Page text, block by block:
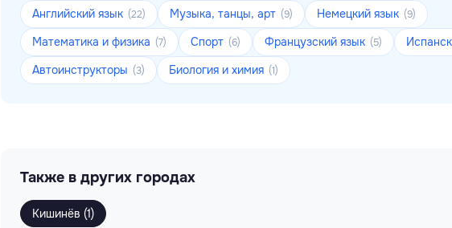
Английский язык (22) Музыка, танцы, арт (9) Немецкий язык (9)
Математика и физика (7) Спорт (6) Французский язык (5)
Автоинструкторы (3) Биология и химия (1)
Также в других городах
Кишинёв (1)